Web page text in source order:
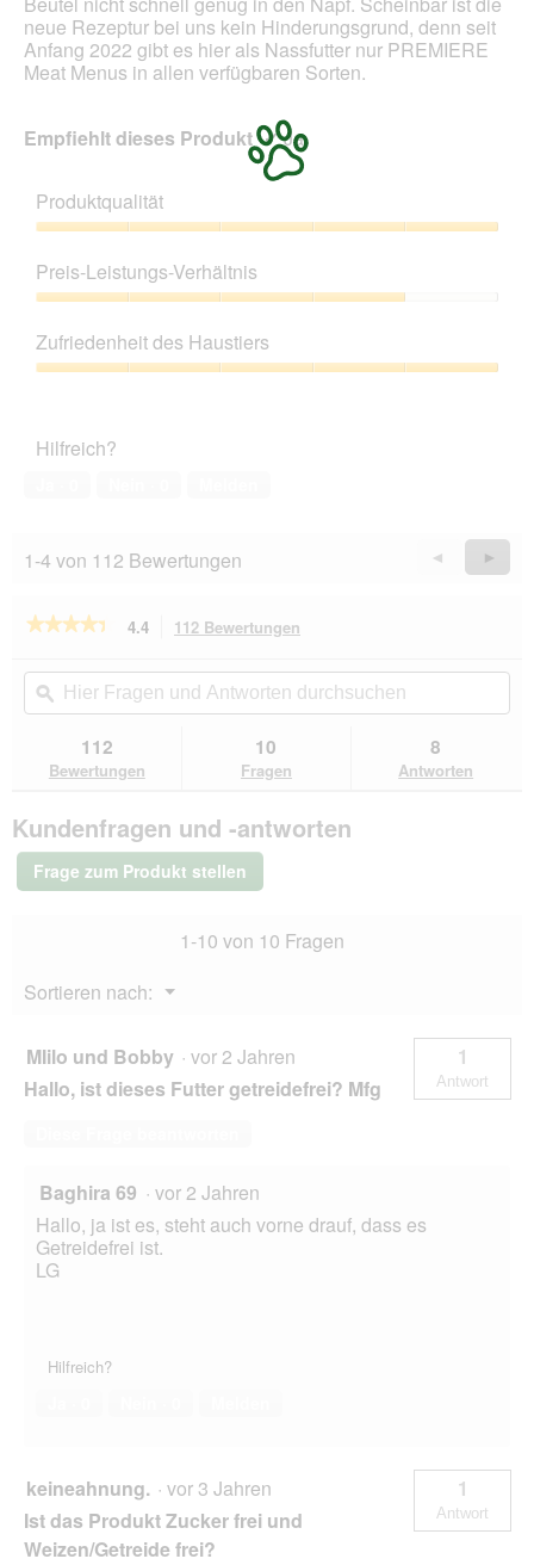
neue Rezeptur bei uns kein Hinderungsgrund, denn seit
Anfang 2022 gibt es hier als Nassfutter nur PREMIERE
Meat Menus in allen verfügbaren Sorten.
Empfiehlt dieses Produkt ✔Ja
Produktqualität
5
von
5
Preis-Leistungs-Verhältnis
Leistungs-
Verhältnis,
4
Zufriedenheit des Haustiers
5
Hilfreich?
1-4 von 112 Bewertungen
Zurück
Reviews
◄
Weiter
►
★★★★★
★★★★★
5
lesen
PREMIERE
Menu
Adult
mit
Kabeljau
4.4 112 Bewertungen
Aktion
navigierst
du
Bewertungen.
Hier
Fragen
und
Antworten
durchsuchen
ϙ
112
Bewertungen
10
Fragen
8
Antworten
Kundenfragen und -antworten
Frage zum Produkt stellen
1-10 von 10 Fragen
Sortieren nach:
▼
Menü
MIilo und Bobby · vor 2 Jahren
Hallo, ist dieses Futter getreidefrei? Mfg
1
Antwort
Baghira 69 · vor 2 Jahren
Hallo, ja ist es, steht auch vorne drauf, dass es
Getreidefrei ist.
LG
Hilfreich?
keineahnung. · vor 3 Jahren
Ist das Produkt Zucker frei und
Weizen/Getreide frei?
1
Antwort